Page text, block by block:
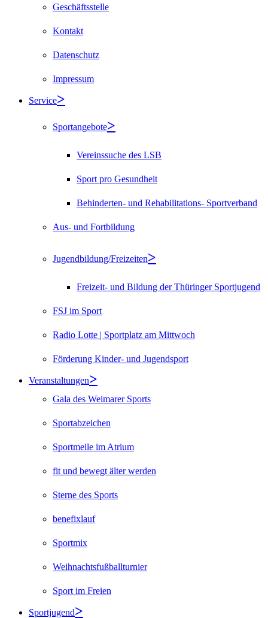
Geschäftsstelle
Kontakt
Datenschutz
Impressum
Service
Sportangebote
Vereinssuche des LSB
Sport pro Gesundheit
Behinderten- und Rehabilitations- Sportverband
Aus- und Fortbildung
Jugendbildung/Freizeiten
Freizeit- und Bildung der Thüringer Sportjugend
FSJ im Sport
Radio Lotte | Sportplatz am Mittwoch
Förderung Kinder- und Jugendsport
Veranstaltungen
Gala des Weimarer Sports
Sportabzeichen
Sportmeile im Atrium
fit und bewegt älter werden
Sterne des Sports
benefixlauf
Sportmix
Weihnachtsfußballturnier
Sport im Freien
Sportjugend